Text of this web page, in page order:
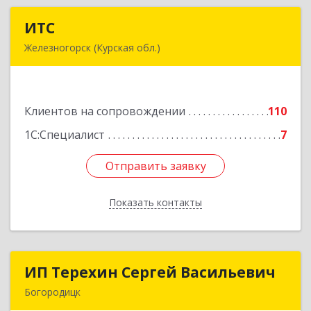
ИТС
Железногорск (Курская обл.)
Клиентов на сопровождении
110
1С:Специалист
7
Отправить заявку
Показать контакты
Подробнее
Отправить заявку
Назад
ИП Терехин Сергей Васильевич
Богородицк
ИП Терехин Сергей Васильевич